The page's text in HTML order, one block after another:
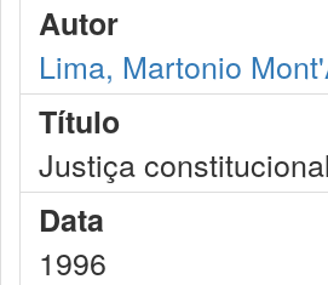
Autor
Lima, Martonio
Título
Justiça
Data
1996